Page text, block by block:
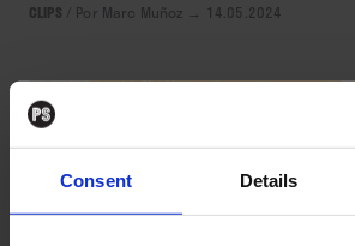
Consent Details
CLIPS Por Marc Muñoz → 14.05.2024